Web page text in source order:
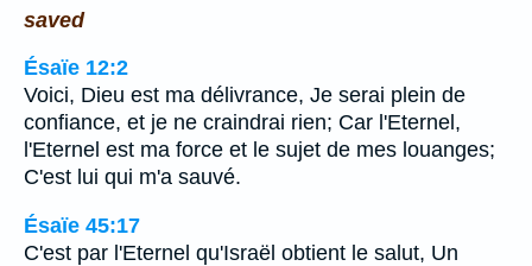
saved
Ésaïe 12:2
Voici, Dieu est ma délivrance, Je serai plein de
confiance, et je ne craindrai rien; Car l'Eternel,
l'Eternel est ma force et le sujet de mes louanges;
C'est lui qui m'a sauvé.
Ésaïe 45:17
C'est par l'Eternel qu'Israël obtient le salut, Un